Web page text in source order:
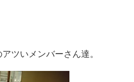
ツいメンバーさん達。